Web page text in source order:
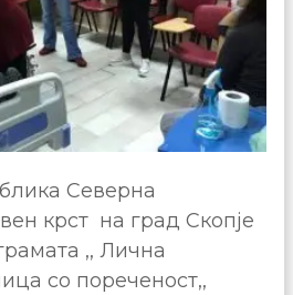
Северна
крст на град Скопје
,, Лична
со пореченост,,